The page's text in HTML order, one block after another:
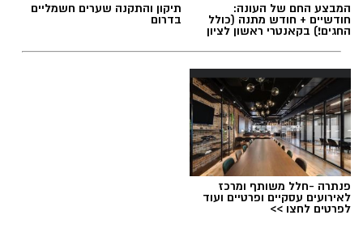
ארכיון זק״א
המבצע החם של העונה:
חודשיים + חודש מתנה (כולל
החגים!) בקאנטרי ראשון לציון
תיקון והתקנה שערים חשמליים
בדרום
פנתרה -חלל משותף ומרכז
לאירועים עסקיים ופרטיים ועוד
לפרטים לחצו >>